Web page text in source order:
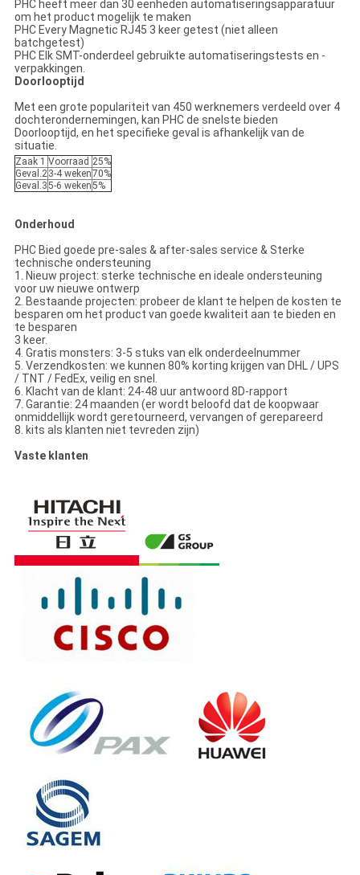
PHC heeft meer dan 30 eenheden automatiseringsapparatuur
om het product mogelijk te maken
PHC Every Magnetic RJ45 3 keer getest (niet alleen
batchgetest)
PHC Elk SMT-onderdeel gebruikte automatiseringstests en -
verpakkingen.
Doorlooptijd
Met een grote populariteit van 450 werknemers verdeeld over 4
dochterondernemingen, kan PHC de snelste bieden
Doorlooptijd, en het specifieke geval is afhankelijk van de
situatie.
Zaak 1 Voorraad 25%
Geval.23-4 weken70%
Geval.35-6 weken5%
Onderhoud
PHC Bied goede pre-sales & after-sales service & Sterke
technische ondersteuning
1. Nieuw project: sterke technische en ideale ondersteuning
voor uw nieuwe ontwerp
2. Bestaande projecten: probeer de klant te helpen de kosten te
besparen om het product van goede kwaliteit aan te bieden en
te besparen
3 keer.
4. Gratis monsters: 3-5 stuks van elk onderdeelnummer
5. Verzendkosten: we kunnen 80% korting krijgen van DHL / UPS
/ TNT / FedEx, veilig en snel.
6. Klacht van de klant: 24-48 uur antwoord 8D-rapport
7. Garantie: 24 maanden (er wordt beloofd dat de koopwaar
onmiddellijk wordt geretourneerd, vervangen of gerepareerd
8. kits als klanten niet tevreden zijn)
Vaste klanten